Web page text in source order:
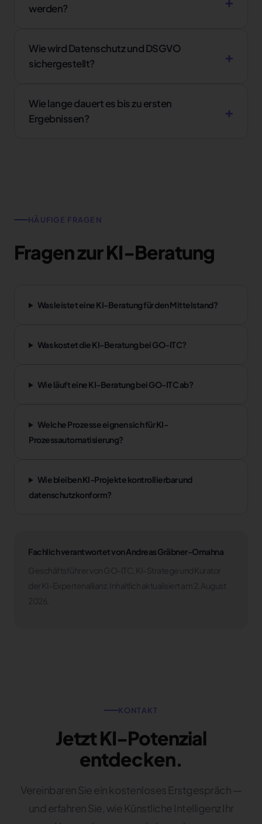
werden?
Wie wird Datenschutz und DSGVO
sichergestellt?
Wie lange dauert es bis zu ersten
Ergebnissen?
HÄUFIGE FRAGEN
Fragen zur KI-Beratung
Was leistet eine KI-Beratung für den Mittelstand?
Was kostet die KI-Beratung bei GO-ITC?
Wie läuft eine KI-Beratung bei GO-ITC ab?
Welche Prozesse eignen sich für KI-
Prozessautomatisierung?
Wie bleiben KI-Projekte kontrollierbar und
datenschutzkonform?
Fachlich verantwortet von Andreas Gräbner-Omahna
Geschäftsführer von GO-ITC, KI-Stratege und Kurator
der KI-Expertenallianz. Inhaltlich aktualisiert am 2. August
2026.
KONTAKT
Jetzt KI-Potenzial
entdecken.
Vereinbaren Sie ein kostenloses Erstgespräch —
und erfahren Sie, wie Künstliche Intelligenz Ihr